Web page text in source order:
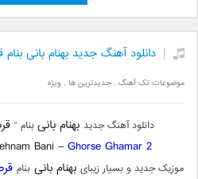
دانلود آهنگ جدید بهنام بانی
موضوعات:تک آهنگ ,جدیدترین ها ,ویژه
دانلود آهنگ جدید بهنام بانیبنام “
Bani –Ghorse Ghamar 2
موزیک جدید و بسیار زیبای بهنام بانیبنام